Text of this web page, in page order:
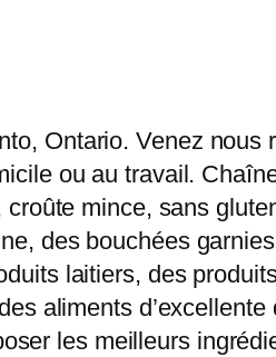
Ontario. Venez
ou au travail.
mince, sans
des bouchées
laitiers, des
aliments
les meilleurs